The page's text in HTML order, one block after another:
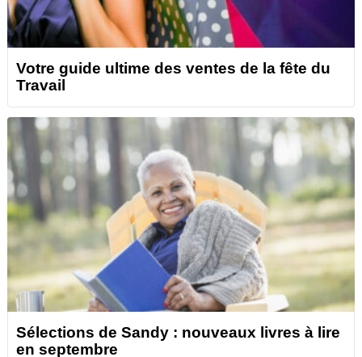
Votre guide ultime des ventes de la fête du
Travail
Sélections de Sandy : nouveaux livres à lire
en septembre